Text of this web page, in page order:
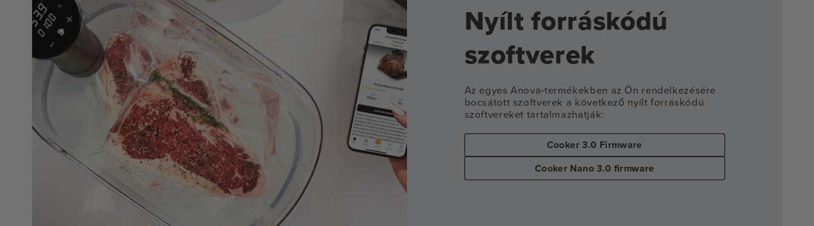
Nyílt forráskódú
szoftverek
Az egyes Anova-termékekben az Ön rendelkezésére
bocsátott szoftverek a következő nyílt forráskódú
szoftvereket tartalmazhatják:
Cooker 3.0 Firmware
Cooker Nano 3.0 firmware